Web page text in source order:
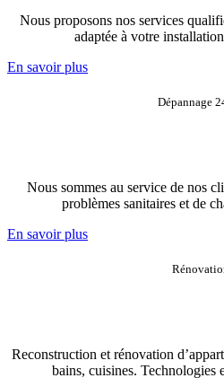
Nous proposons nos services
adaptée à votre
En savoir plus
Dépannage
Nous sommes au service de nos
problèmes sanitaires et de
En savoir plus
Reconstruction et rénovation
bains, cuisines. Technologies